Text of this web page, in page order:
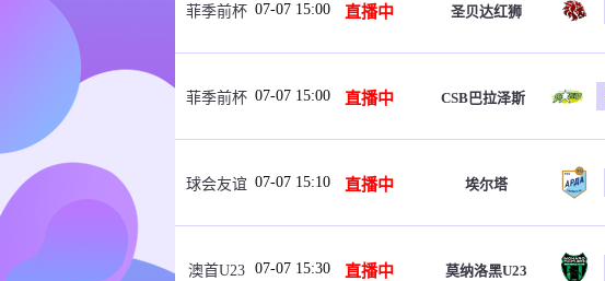
菲季前杯 07-07 15:00 直播中 圣贝达红狮
菲季前杯 07-07 15:00 直播中 CSB巴拉泽斯
球会友谊 07-07 15:10 直播中 埃尔塔
澳首U23 07-07 15:30 直播中 莫纳洛黑U23